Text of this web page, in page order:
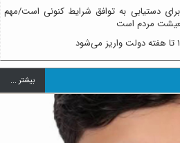
دستیابی به توافق شرایط کنونی است/مهم
مردم است
بيشتر ...